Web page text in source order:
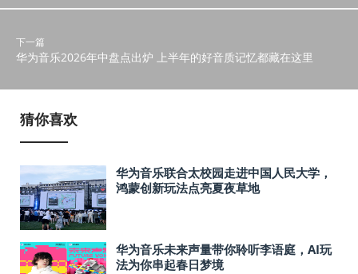
下一篇
华为音乐2026年中盘点出炉 上半年的好音质记忆都藏在这里
猜你喜欢
华为音乐联合太校园走进中国人民大学，
鸿蒙创新玩法点亮夏夜草地
华为音乐未来声量带你聆听李语庭，AI玩
法为你串起春日梦境